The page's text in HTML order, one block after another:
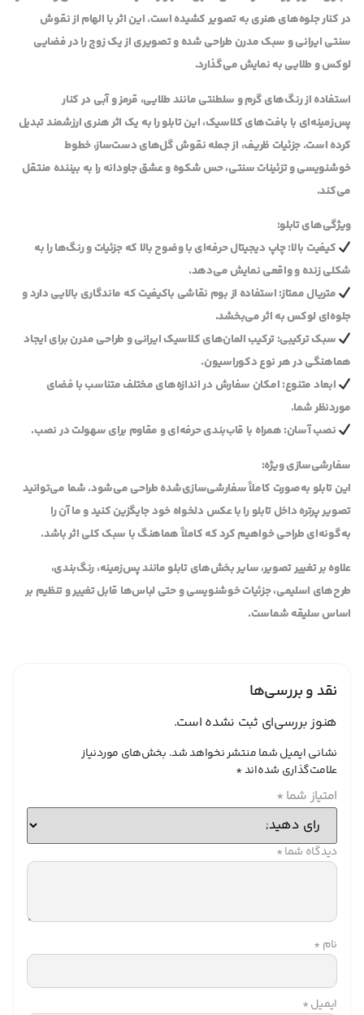
در کنار جلوه‌های هنری به تصویر کشیده است. این اثر با الهام از نقوش
سنتی ایرانی و سبک مدرن طراحی شده و تصویری از یک زوج را در فضایی
لوکس و طلایی به نمایش می‌گذارد.
استفاده از رنگ‌های گرم و سلطنتی مانند طلایی، قرمز و آبی در کنار
پس‌زمینه‌ای با بافت‌های کلاسیک، این تابلو را به یک اثر هنری ارزشمند تبدیل
کرده است. جزئیات ظریف، از جمله نقوش گل‌های دست‌ساز، خطوط
خوشنویسی و تزئینات سنتی، حس شکوه و عشق جاودانه را به بیننده منتقل
می‌کند.
ویژگی‌های تابلو:
کیفیت بالا: چاپ دیجیتال حرفه‌ای با وضوح بالا که جزئیات و رنگ‌ها را به
شکلی زنده و واقعی نمایش می‌دهد.
متریال ممتاز: استفاده از بوم نقاشی باکیفیت که ماندگاری بالایی دارد و
جلوه‌ای لوکس به اثر می‌بخشد.
سبک ترکیبی: ترکیب المان‌های کلاسیک ایرانی و طراحی مدرن برای ایجاد
هماهنگی در هر نوع دکوراسیون.
ابعاد متنوع: امکان سفارش در اندازه‌های مختلف متناسب با فضای
موردنظر شما.
نصب آسان: همراه با قاب‌بندی حرفه‌ای و مقاوم برای سهولت در نصب.
سفارشی‌سازی ویژه:
این تابلو به‌صورت کاملاً سفارشی‌سازی‌شده طراحی می‌شود. شما می‌توانید
تصویر پرتره داخل تابلو را با عکس دلخواه خود جایگزین کنید و ما آن را
به‌گونه‌ای طراحی خواهیم کرد که کاملاً هماهنگ با سبک کلی اثر باشد.
علاوه بر تغییر تصویر، سایر بخش‌های تابلو مانند پس‌زمینه، رنگ‌بندی،
طرح‌های اسلیمی، جزئیات خوشنویسی و حتی لباس‌ها قابل تغییر و تنظیم بر
اساس سلیقه شماست.
نقد و بررسی‌ها
هنوز بررسی‌ای ثبت نشده است.
نشانی ایمیل شما منتشر نخواهد شد. بخش‌های موردنیاز
علامت‌گذاری شده‌اند*
امتیاز شما *
دیدگاه شما*
نام *
ایمیل*